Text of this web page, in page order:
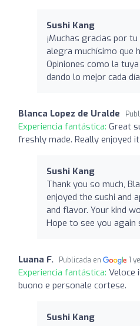
Sushi Kang
¡Muchas gracias por
alegra muchísimo que
Opiniones como la
dando lo mejor cada
Blanca Lopez de Uralde
Experiencia fantástica: Great
freshly made. Really enjoyed
Sushi Kang
Thank you so much,
enjoyed the sushi and
and flavor. Your kind
Hope to see you again
Luana F. Publicada en 1
Experiencia fantástica: Veloce
buono e personale cortese.
Sushi Kang